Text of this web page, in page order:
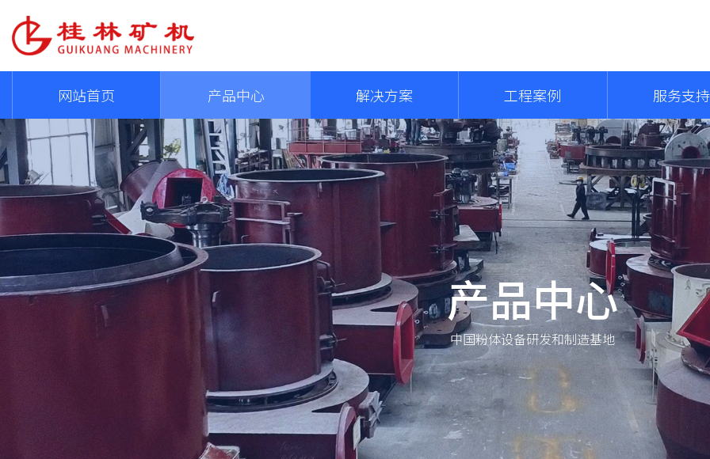
网站首页 产品中心 解决方案 工程案例 服务支持
产品中心
中国粉体设备研发和制造基地